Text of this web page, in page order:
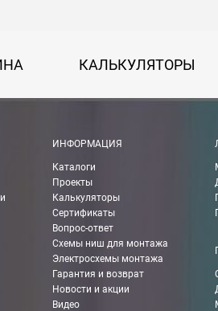
Boxberry. При оформлении заказа
в другие города России.
ТК 750 руб.
КАЛЬКУЛЯТОРЫ
ИНФОРМАЦИЯ
Каталоги
Проекты
Калькуляторы
Сертификаты
Вопрос-ответ
Схемы ниш для монтажа
Электросхемы монтажа
Гарантия и возврат
Новости и акции
Видео